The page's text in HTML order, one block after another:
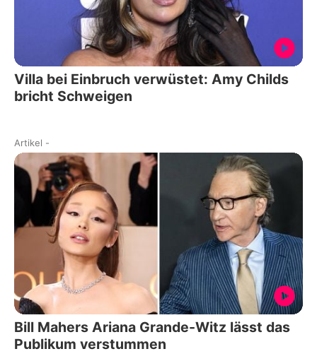
Villa bei Einbruch verwüstet: Amy Childs
bricht Schweigen
Artikel -
Bill Mahers Ariana Grande-Witz lässt das
Publikum verstummen